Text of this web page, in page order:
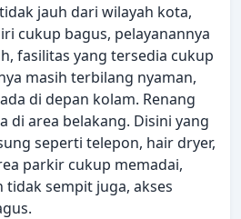
jauh dari wilayah kota,
cukup bagus, pelayanannya
fasilitas yang tersedia cukup
masih terbilang nyaman,
di depan kolam. Renang
di area belakang. Disini yang
seperti telepon, hair dryer,
parkir cukup memadai,
sempit juga, akses